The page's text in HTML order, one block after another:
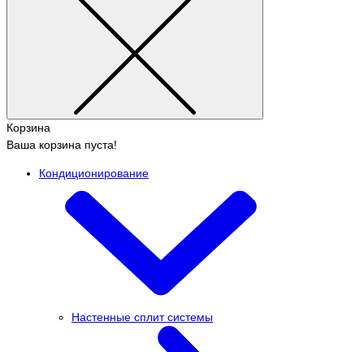
Корзина
Ваша корзина пуста!
Кондиционирование
Настенные сплит системы